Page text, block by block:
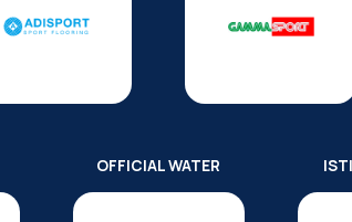
OFFICIAL WATER